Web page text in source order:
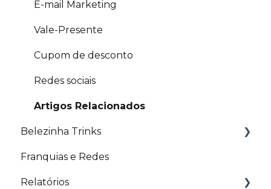
E-mail Marketing
Vale-Presente
Cupom de desconto
Redes sociais
Artigos Relacionados
Belezinha Trinks
Artigos Relacionados
Franquias e Redes
Relatórios